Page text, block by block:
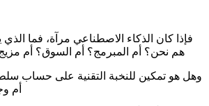
فإذا كان الذكاء الاصطناعي مرآة، فما
هم نحن؟ أم المبرمج؟ أم السوق؟ أم
وهل هو تمكين للنخبة التقنية على حساب
أم